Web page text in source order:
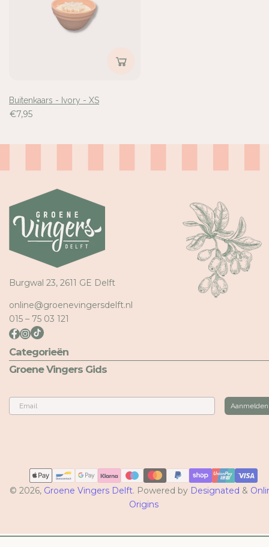
Buitenkaars - Ivory - XS
€7,95
Burgwal 23, 2611 GE Delft
online@groenevingersdelft.nl
015 – 75 03 121
Categorieën
Groene Vingers Gids
Email
Aanmelden
© 2026, Groene Vingers Delft. Powered by Designated &
Origins
Betaalmethoden